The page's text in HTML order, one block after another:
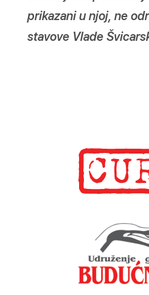
prikazani u njoj, ne
stavove Vlade